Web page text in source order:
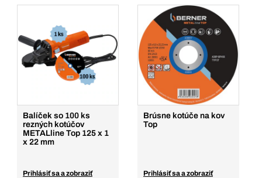
Balíček so 100 ks
rezných kotúčov
METALline Top 125 x 1
x 22 mm
Prihlásiť sa a zobraziť
Brúsne kotúče na kov
Top
Prihlásiť sa a zobraziť